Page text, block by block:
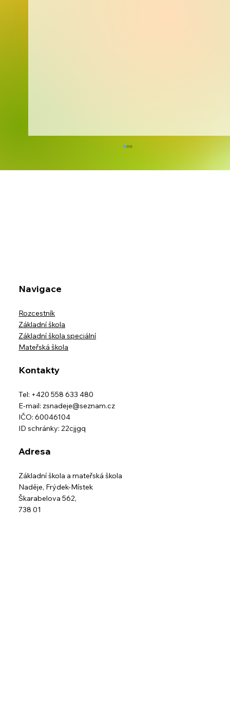
Navigace
Rozcestník
Základní škola
Základní škola speciální
Mateřská škola
Kontakty
Tel: +420 558 633 480
E-mail: zsnadeje@seznam.cz
IČO: 60046104
ID schránky: 22cjjgq
Adresa
Základní škola a mateřská škola
Naděje, Frýdek-Místek
Škarabelova 562,
738 01